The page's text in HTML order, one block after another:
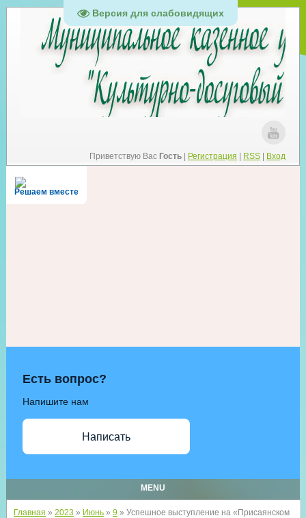
Версия для слабовидящих
Приветствую Вас Гость Регистрация RSS Вход
Решаем вместе
Есть вопрос?
Напишите нам
Написать
MENU
Главная » 2023 » Июнь » 9 » Успешное выступление на «Присаянском